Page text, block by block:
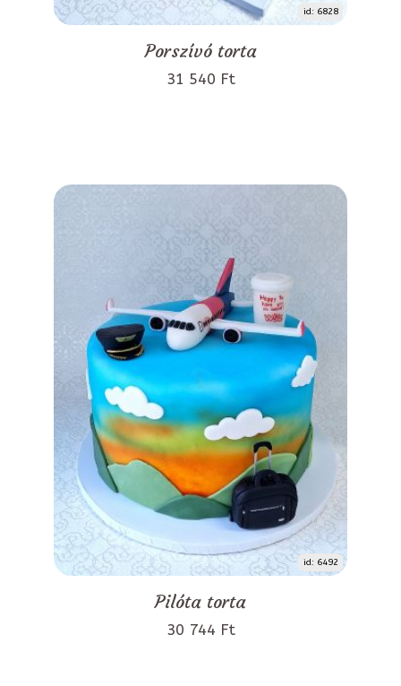
id: 6828
Porszívó torta
31 540 Ft
id: 6492
Pilóta torta
30 744 Ft